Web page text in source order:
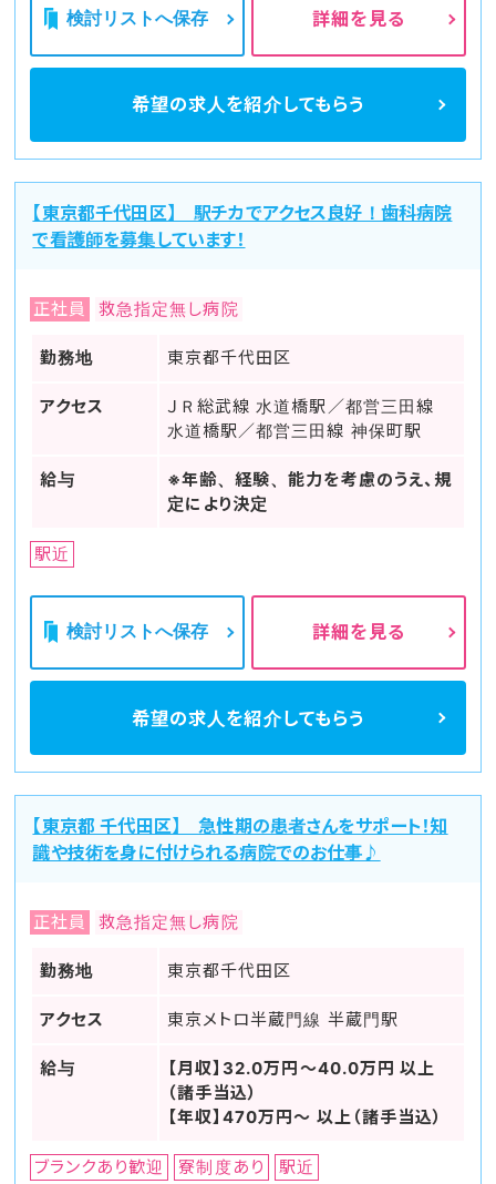
検討リストへ保存 詳細を見る
希望の求人を紹介してもらう
【東京都千代田区】 駅チカでアクセス良好！歯科病院
で看護師を募集しています！
正社員 救急指定無し病院
勤務地 東京都千代田区
アクセス
ＪＲ総武線 水道橋駅／都営三田線
水道橋駅／都営三田線 神保町駅
給与
※年齢、経験、能力を考慮のうえ、規
定により決定
駅近
検討リストへ保存 詳細を見る
希望の求人を紹介してもらう
【東京都 千代田区】 急性期の患者さんをサポート！知
識や技術を身に付けられる病院でのお仕事♪
正社員 救急指定無し病院
勤務地 東京都千代田区
アクセス 東京メトロ半蔵門線 半蔵門駅
給与
【月収】32.0万円～40.0万円 以上
（諸手当込）
【年収】470万円～ 以上（諸手当込）
ブランクあり歓迎 寮制度あり
駅近